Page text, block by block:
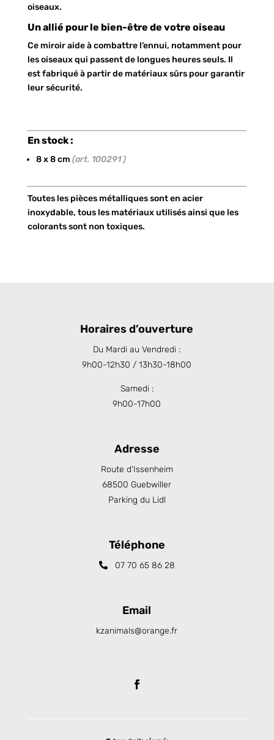
oiseaux.
Un allié pour le bien-être de votre oiseau
Ce miroir aide à combattre l’ennui, notamment pour
les oiseaux qui passent de longues heures seuls. Il
est fabriqué à partir de matériaux sûrs pour garantir
leur sécurité.
En stock :
8 x 8 cm (art. 100291 )
Toutes les pièces métalliques sont en acier
inoxydable, tous les matériaux utilisés ainsi que les
colorants sont non toxiques.
Horaires d’ouverture
Du Mardi au Vendredi :
9h00-12h30 / 13h30-18h00
Samedi :
9h00-17h00
Adresse
Route d’Issenheim
68500 Guebwiller
Parking du Lidl
Téléphone
07 70 65 86 28
Email
kzanimals@orange.fr